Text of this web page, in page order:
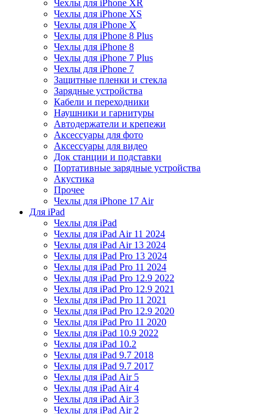
Чехлы для iPhone XR
Чехлы для iPhone XS
Чехлы для iPhone X
Чехлы для iPhone 8 Plus
Чехлы для iPhone 8
Чехлы для iPhone 7 Plus
Чехлы для iPhone 7
Защитные пленки и стекла
Зарядные устройства
Кабели и переходники
Наушники и гарнитуры
Автодержатели и крепежи
Аксессуары для фото
Аксессуары для видео
Док станции и подставки
Портативные зарядные устройства
Акустика
Прочее
Чехлы для iPhone 17 Air
Для iPad
Чехлы для iPad
Чехлы для iPad Air 11 2024
Чехлы для iPad Air 13 2024
Чехлы для iPad Pro 13 2024
Чехлы для iPad Pro 11 2024
Чехлы для iPad Pro 12.9 2022
Чехлы для iPad Pro 12.9 2021
Чехлы для iPad Pro 11 2021
Чехлы для iPad Pro 12.9 2020
Чехлы для iPad Pro 11 2020
Чехлы для iPad 10.9 2022
Чехлы для iPad 10.2
Чехлы для iPad 9.7 2018
Чехлы для iPad 9.7 2017
Чехлы для iPad Air 5
Чехлы для iPad Air 4
Чехлы для iPad Air 3
Чехлы для iPad Air 2